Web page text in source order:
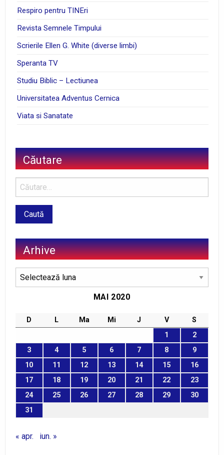
Respiro pentru TINEri
Revista Semnele Timpului
Scrierile Ellen G. White (diverse limbi)
Speranta TV
Studiu Biblic – Lectiunea
Universitatea Adventus Cernica
Viata si Sanatate
Căutare
Arhive
Arhive
MAI 2020
D L Ma Mi J V
S
1
2
3
4 5 6 7 8
9
10
11 12 13 14 15
16
17
18 19 20 21 22
23
24
25 26 27 28 29
30
31
« apr. iun. »